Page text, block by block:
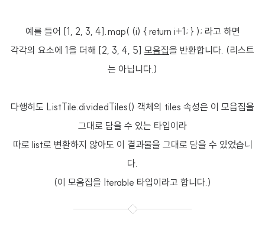
예를 들어 [1, 2, 3, 4].map( (i) { return i+1; } ); 라고 하면
각각의 요소에 1을 더해 [2, 3, 4, 5] 모음집을 반환합니다. (리스트
는 아닙니다.)
다행히도 ListTile.dividedTiles() 객체의 tiles 속성은 이 모음집을
그대로 담을 수 있는 타입이라
따로 list로 변환하지 않아도 이 결과물을 그대로 담을 수 있었습니
다.
(이 모음집을 Iterable 타입이라고 합니다.)